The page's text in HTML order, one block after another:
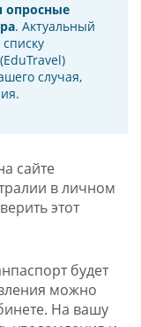
опросные
. Актуальный
случая,
сайте
в личном
этот
будет
можно
На вашу